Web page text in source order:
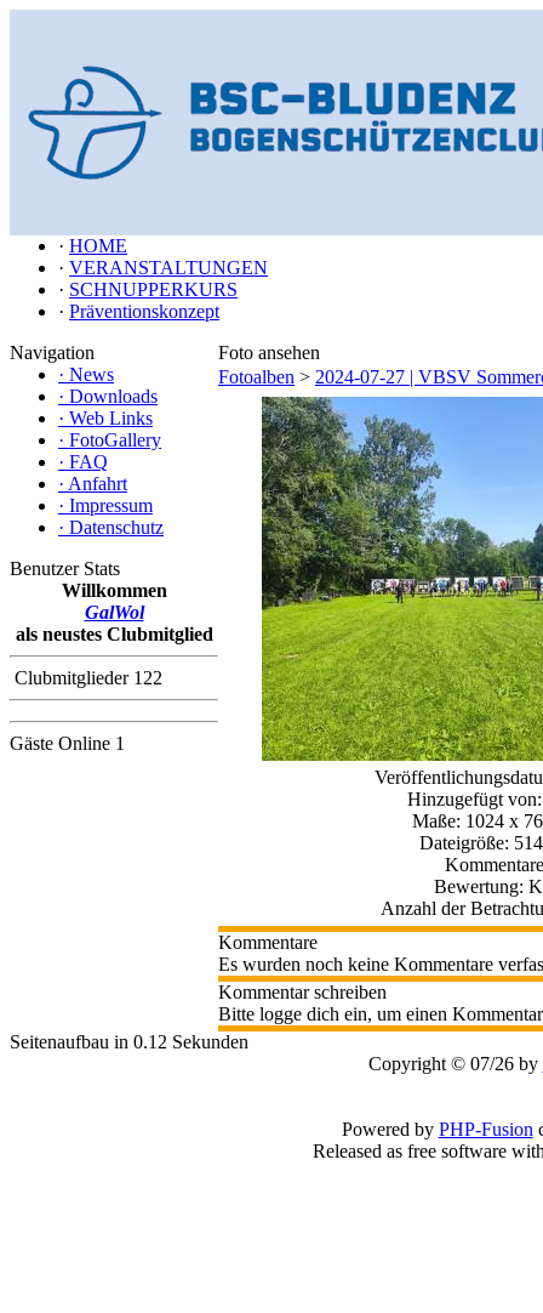
· HOME
· VERANSTALTUNGEN
· SCHNUPPERKURS
· Präventionskonzept
Navigation
· News
· Downloads
· Web Links
· FotoGallery
· FAQ
· Anfahrt
· Impressum
· Datenschutz
Benutzer Stats
Willkommen
GalWol
als neustes Clubmitglied
Clubmitglieder 122
Gäste Online 1
Foto ansehen
Fotoalben > 2024-07-27 | VBSV
Hinzugefügt
Maße: 1024 x
Dateigröße:
Bewertung:
Anzahl der
Kommentare
Es wurden noch keine Kommentare
Kommentar schreiben
Bitte logge dich ein, um einen
Seitenaufbau in 0.12 Sekunden
Copyright © 07/26 by
Powered by PHP-Fusion
Released as free software